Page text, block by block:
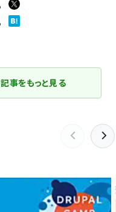
事をもっと見る